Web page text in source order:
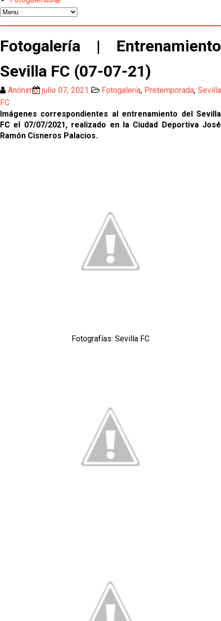
Atlético y Getafe agitan el mercado de LaLiga
Luis García Plaza: No sufrir ya es un paso adelante
El Sevilla FC plantea ampliar hasta cinco fichajes
más antes del cierre
Djibril Sow pone rumbo a Italia para firmar su nuevo
contrato con el Genoa
Kochorashvili, seria opción para reforzar el centro
Banquillos confirmados: así queda la cantera del
Sevilla Femenino para la 2026/27
Celta y Rayo agitan el mercado de La Liga
Fotogalería | Entrenamiento
Sevilla FC (07-07-21)
Anónimo julio 07, 2021 Fotogalería, Pretemporada,Sevilla
FC
Imágenes correspondientes al entrenamiento del Sevilla
FC el 07/07/2021, realizado en la Ciudad Deportiva José
Ramón Cisneros Palacios.
Fotografías: Sevilla FC